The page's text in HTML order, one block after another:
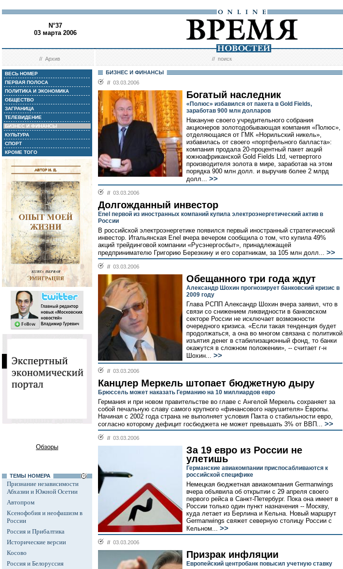
N°37
03 марта 2006
//Архив //поиск
ВЕСЬ НОМЕР
ПЕРВАЯ ПОЛОСА
ПОЛИТИКА И ЭКОНОМИКА
ОБЩЕСТВО
ЗАГРАНИЦА
ТЕЛЕВИДЕНИЕ
БИЗНЕС И ФИНАНСЫ
КУЛЬТУРА
СПОРТ
КРОМЕ ТОГО
Обзоры
ТЕМЫ НОМЕРА
Признание независимости
Абхазии и Южной Осетии
Автопром
Ксенофобия и неофашизм в
России
Россия и Прибалтика
Исторические версии
Косово
Россия и Белоруссия
БИЗНЕС И ФИНАНСЫ
// 03.03.2006
Богатый наследник
«Полюс» избавился от пакета в Gold Fields,
заработав 900 млн долларов
Накануне своего учредительного собрания
акционеров золотодобывающая компания «Полюс»,
отделяющаяся от ГМК «Норильский никель»,
избавилась от своего «портфельного балласта»:
компания продала 20-процентный пакет акций
южноафриканской Gold Fields Ltd, четвертого
производителя золота в мире, заработав на этом
порядка 900 млн долл. и выручив более 2 млрд
долл... >>
// 03.03.2006
Долгожданный инвестор
Enel первой из иностранных компаний купила электроэнергетический актив в
России
В российской электроэнергетике появился первый иностранный стратегический
инвестор. Итальянская Enel вчера вечером сообщила о том, что купила 49%
акций трейдинговой компании «Русэнергосбыт», принадлежащей
предпринимателю Григорию Березкину и его соратникам, за 105 млн долл... >>
// 03.03.2006
Обещанного три года ждут
Александр Шохин прогнозирует банковский кризис в
2009 году
Глава РСПП Александр Шохин вчера заявил, что в
связи со снижением ликвидности в банковском
секторе России не исключает возможности
очередного кризиса. «Если такая тенденция будет
продолжаться, а она во многом связана с политикой
изъятия денег в стабилизационный фонд, то банки
окажутся в сложном положении», -- считает г-н
Шохин... >>
// 03.03.2006
Канцлер Меркель штопает бюджетную дыру
Брюссель может наказать Германию на 10 миллиардов евро
Германия и при новом правительстве во главе с Ангелой Меркель сохраняет за
собой печальную славу самого крупного «финансового нарушителя» Европы.
Начиная с 2002 года страна не выполняет условия Пакта о стабильности евро,
согласно которому дефицит госбюджета не может превышать 3% от ВВП... >>
// 03.03.2006
За 19 евро из России не
улетишь
Германские авиакомпании приспосабливаются к
российской специфике
Немецкая бюджетная авиакомпания Germanwings
вчера объявила об открытии с 29 апреля своего
первого рейса в Санкт-Петербург. Пока она имеет в
России только один пункт назначения -- Москву,
куда летает из Берлина и Кельна. Новый маршрут
Germanwings свяжет северную столицу России с
Кельном... >>
// 03.03.2006
Призрак инфляции
Европейский центробанк повысил учетную ставку